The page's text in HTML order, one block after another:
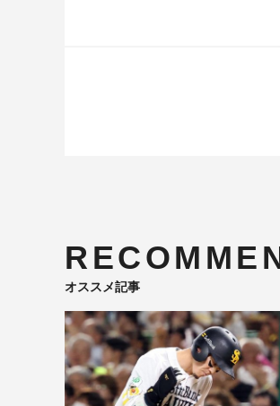
オススメ記事